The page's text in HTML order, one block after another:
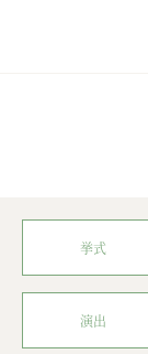
挙式
演出